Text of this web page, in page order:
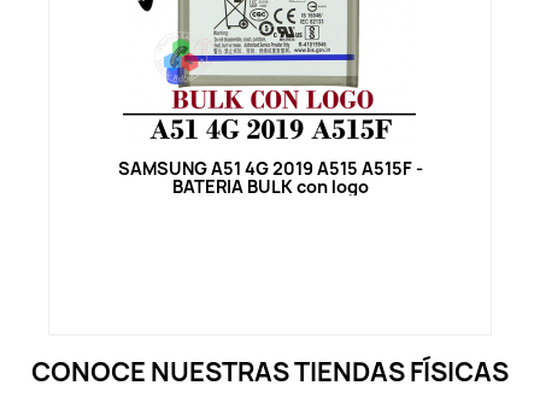
Vista rápida
SAMSUNG A51 4G 2019 A515 A515F -
BATERIA BULK con logo
CONOCE NUESTRAS TIENDAS FÍSICAS